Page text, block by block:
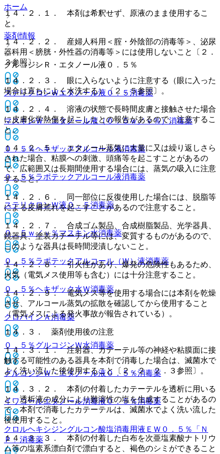
ホーム
薬剤情報
グルコジンＲ・エタノール液０．５％
ステリクロンＷエタノール液０．５ 消毒薬
マスキンＷ・エタノール液（０．５ｗ／ｖ％）消毒薬
０．５％ヘキザックアルコール液消毒薬
０．５％ラポテックアルコール液消毒薬
ステリクロンＷ液０．５消毒薬
０．５ｗ／ｖ％マスキン水消毒薬
０．５％ラポテックアルコール（Ｗ）液消毒薬
０．５％ヘキザック水Ｗ消毒薬
クロバインＡ消毒薬
０．５％グルコジンＷ水消毒薬
グルコジンＷ・エタノール液０．５％消毒薬
イワコールエタノール消毒液０．５％消毒薬
クロルヘキシジングルコン酸塩消毒用液ＥＷ０．５％「Ｎ
Ｐ」消毒薬
１４．２．１． 本剤は希釈せず、原液のまま使用するこ
と。
１４．２．２． 産婦人科用＜腟・外陰部の消毒等＞、泌尿
器科用＜膀胱・外性器の消毒等＞には使用しないこと〔２．
３参照〕。
１４．２．３． 眼に入らないように注意する（眼に入った
場合は直ちによく水洗する）〔２．５参照〕。
１４．２．４． 溶液の状態で長時間皮膚と接触させた場合
に皮膚化学熱傷を起こしたとの報告があるので、注意するこ
と。
１４．２．５． エタノール蒸気に大量に又は繰り返しさら
された場合、粘膜への刺激、頭痛等を起こすことがあるの
で、広範囲又は長期間使用する場合には、蒸気の吸入に注意
すること。
１４．２．６． 同一部位に反復使用した場合には、脱脂等
による皮膚荒れを起こすことがあるので注意すること。
１４．２．７． 合成ゴム製品、合成樹脂製品、光学器具、
鏡器具、塗装カテーテル等には、変質するものがあるので、
このような器具は長時間浸漬しないこと。
１４．２．８． 引火性があり、爆発の危険性もあるため、
火気（電気メス使用等も含む）には十分注意すること。
１４．２．９． 電気メス等を使用する場合には本剤を乾燥
させ、アルコール蒸気の拡散を確認してから使用すること
（電気メスによる発火事故が報告されている）。
１４．３． 薬剤使用後の注意
１４．３．１． 注射器、カテーテル等の神経や粘膜面に接
触する可能性のある器具を本剤で消毒した場合は、滅菌水で
よく洗い流した後使用すること〔２．２、２．３参照〕。
１４．３．２． 本剤の付着したカテーテルを透析に用いる
と、透析液の成分により難溶性の塩を生成することがあるの
で、本剤で消毒したカテーテルは、滅菌水でよく洗い流した
後使用すること。
１４．３．３． 本剤の付着した白布を次亜塩素酸ナトリウ
ム等の塩素系漂白剤で漂白すると、褐色のシミができること